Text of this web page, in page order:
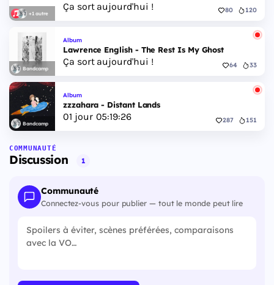
+1 autre
Ça sort aujourd'hui ! 80 120
Bandcamp
Album
Lawrence English - The Rest Is My Ghost
Ça sort aujourd'hui ! 64 33
Bandcamp
Album
zzzahara - Distant Lands
01 jour 05:19:26 287 151
COMMUNAUTÉ
Discussion 1
Communauté
Connectez-vous pour publier — tout le monde peut lire